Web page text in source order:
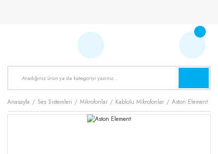
Anasayfa Ses Sistemleri Mikrofonlar Kablolu Mikrofonlar Aston Element